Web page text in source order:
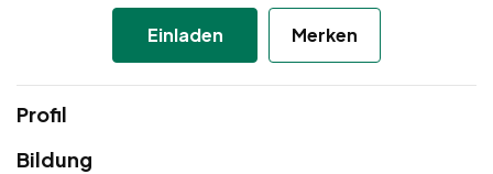
Einladen Merken
Profil
Bildung